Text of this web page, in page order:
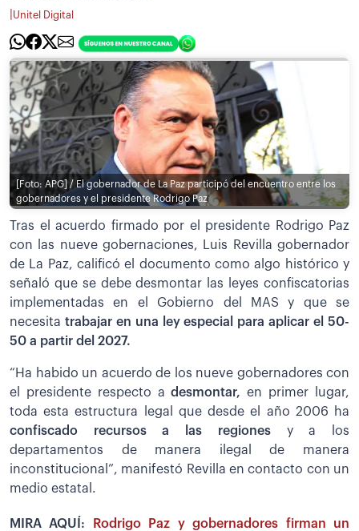
Unitel Digital
[Foto: APG] / El gobernador de La Paz participó del encuentro entre los
gobernadores y el presidente Rodrigo Paz
Tras el acuerdo firmado por el presidente Rodrigo Paz
con las nueve gobernaciones, Luis Revilla gobernador
de La Paz, calificó el documento como algo histórico y
señaló que se debe desmontar las leyes confiscatorias
implementadas en el Gobierno del MAS y que se
necesita trabajar en una ley especial para aplicar el 50-
50 a partir del 2027.
“Ha habido un acuerdo de los nueve gobernadores con
el presidente respecto adesmontar, en primer lugar,
toda esta estructura legal que desde el año 2006 ha
confiscado recursos a las regionesy a los
departamentos de manera ilegal de manera
inconstitucional”, manifestó Revilla en contacto con un
medio estatal.
MIRA AQUÍ:
Rodrigo Paz y gobernadores firman un